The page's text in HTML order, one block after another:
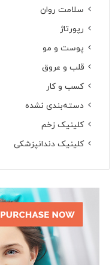
سلامت روان
رپورتاژ
پوست و مو
قلب و عروق
کسب و کار
دسته‌بندی نشده
کلینیک زخم
کلینیک دندانپزشکی